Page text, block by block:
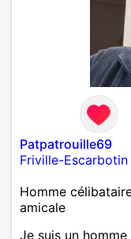
Patpatrouille69
Friville-Escarbotin
Homme
amicale
Je suis un